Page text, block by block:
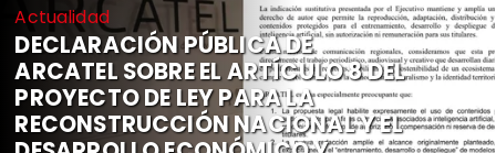
Actualidad
DECLARACIÓN PÚBLICA DE
ARCATEL SOBRE EL ARTÍCULO 8 DEL
PROYECTO DE LEY PARA LA
RECONSTRUCCIÓN NACIONAL Y EL